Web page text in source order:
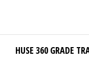
HUSE 360 GRADE